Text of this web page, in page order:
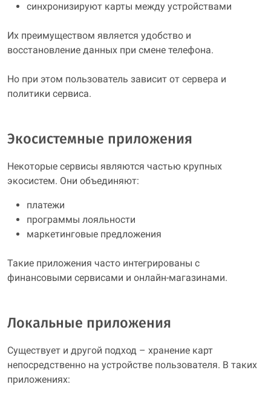
синхронизируют карты между устройствами
Их преимуществом является удобство и
восстановление данных при смене телефона.
Но при этом пользователь зависит от сервера и
политики сервиса.
Экосистемные приложения
Некоторые сервисы являются частью крупных
экосистем. Они объединяют:
платежи
программы лояльности
маркетинговые предложения
Такие приложения часто интегрированы с
финансовыми сервисами и онлайн-магазинами.
Локальные приложения
Существует и другой подход – хранение карт
непосредственно на устройстве пользователя. В таких
приложениях: